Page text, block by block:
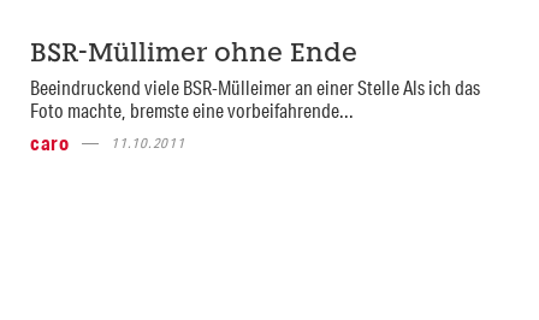
BSR-Müllimer ohne Ende
Beeindruckend viele BSR-Mülleimer an einer Stelle Als ich das
Foto machte, bremste eine vorbeifahrende...
caro
11.10.2011